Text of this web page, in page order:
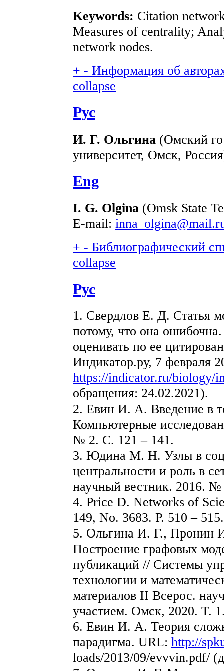
Keywords: Сitation
Measures of centrality;
network nodes.
+ - Информация об
collapse
Рус
И. Г. Ольгина (Омский
университет, Омск,
Eng
I. G. Olgina (Omsk State
E-mail:
+ - Библиографический
collapse
Рус
1. Свердлов Е. Д. Статья
потому, что она
оценивать по ее
Индикатор.ру, 7 февраля
https://indicator.ru/biology/
обращения: 24.02.2021).
2. Евин И. А. Введение в
Компьютерные
№ 2. C. 121 – 141.
3. Юдина М. Н. Узлы в
центральности и роль в
научный вестник. 2016.
4. Price D. Networks of
149, Nо. 3683. P. 510 – 515.
5. Ольгина И. Г., Пронин
Построение графовых
публикаций // Системы
технологии и
материалов II Всерос.
участием. Омск, 2020. T.
6. Евин И. А. Теория
парадигма. URL: http://
loads/2013/09/evvvin.pdf/